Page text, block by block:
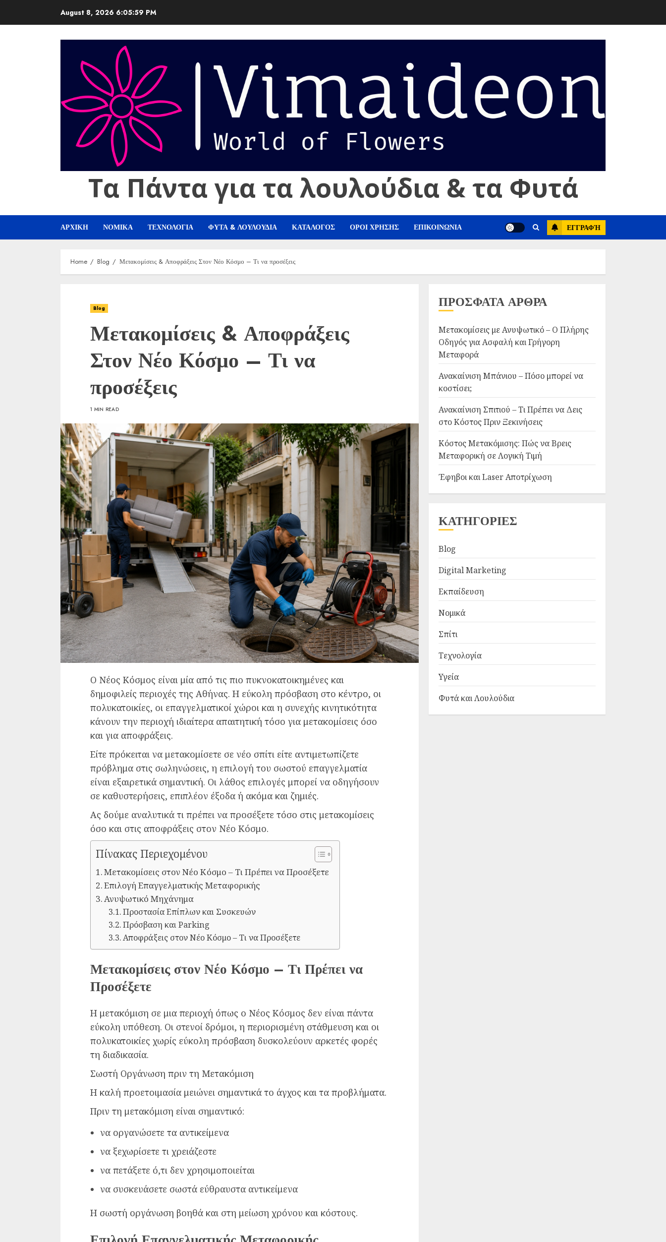
August 8, 2026 6:06:00 PM
Τα Πάντα για τα λουλούδια & τα Φυτά
ΑΡΧΙΚΗ ΝΟΜΙΚΑ ΤΕΧΝΟΛΟΓΙΑ ΦΥΤΑ & ΛΟΥΛΟΥΔΙΑ ΚΑΤΑΛΟΓΟΣ ΟΡΟΙ ΧΡΗΣΗΣ ΕΠΙΚΟΙΝΩΝΙΑ ΕΓΓΡΑΦΉ
Home Blog Μετακομίσεις & Αποφράξεις Στον Νέο Κόσμο – Τι να προσέξεις
Blog
Μετακομίσεις & Αποφράξεις
Στον Νέο Κόσμο – Τι να
προσέξεις
1 MIN READ
Ο Νέος Κόσμος είναι μία από τις πιο πυκνοκατοικημένες και
δημοφιλείς περιοχές της Αθήνας. Η εύκολη πρόσβαση στο κέντρο, οι
πολυκατοικίες, οι επαγγελματικοί χώροι και η συνεχής κινητικότητα
κάνουν την περιοχή ιδιαίτερα απαιτητική τόσο για μετακομίσεις όσο
και για αποφράξεις.
Είτε πρόκειται να μετακομίσετε σε νέο σπίτι είτε αντιμετωπίζετε
πρόβλημα στις σωληνώσεις, η επιλογή του σωστού επαγγελματία
είναι εξαιρετικά σημαντική. Οι λάθος επιλογές μπορεί να οδηγήσουν
σε καθυστερήσεις, επιπλέον έξοδα ή ακόμα και ζημιές.
Ας δούμε αναλυτικά τι πρέπει να προσέξετε τόσο στις μετακομίσεις
όσο και στις αποφράξεις στον Νέο Κόσμο.
Πίνακας Περιεχομένου
Μετακομίσεις στον Νέο Κόσμο – Τι Πρέπει να Προσέξετε
Επιλογή Επαγγελματικής Μεταφορικής
Ανυψωτικό Μηχάνημα
Προστασία Επίπλων και Συσκευών
Πρόσβαση και Parking
Αποφράξεις στον Νέο Κόσμο – Τι να Προσέξετε
Μετακομίσεις στον Νέο Κόσμο – Τι Πρέπει να
Προσέξετε
Η μετακόμιση σε μια περιοχή όπως ο Νέος Κόσμος δεν είναι πάντα
εύκολη υπόθεση. Οι στενοί δρόμοι, η περιορισμένη στάθμευση και οι
πολυκατοικίες χωρίς εύκολη πρόσβαση δυσκολεύουν αρκετές φορές
τη διαδικασία.
Σωστή Οργάνωση πριν τη Μετακόμιση
Η καλή προετοιμασία μειώνει σημαντικά το άγχος και τα προβλήματα.
Πριν τη μετακόμιση είναι σημαντικό:
να οργανώσετε τα αντικείμενα
να ξεχωρίσετε τι χρειάζεστε
να πετάξετε ό,τι δεν χρησιμοποιείται
να συσκευάσετε σωστά εύθραυστα αντικείμενα
Η σωστή οργάνωση βοηθά και στη μείωση χρόνου και κόστους.
ΠΡΟΣΦΑΤΑ ΑΡΘΡΑ
Μετακομίσεις με Ανυψωτικό – Ο Πλήρης
Οδηγός για Ασφαλή και Γρήγορη
Μεταφορά
Ανακαίνιση Μπάνιου – Πόσο μπορεί να
κοστίσει;
Ανακαίνιση Σπιτιού – Τι Πρέπει να Δεις
στο Κόστος Πριν Ξεκινήσεις
Κόστος Μετακόμισης: Πώς να Βρεις
Μεταφορική σε Λογική Τιμή
Έφηβοι και Laser Αποτρίχωση
ΚΑΤΗΓΟΡΙΕΣ
Blog
Digital Marketing
Εκπαίδευση
Νομικά
Σπίτι
Τεχνολογία
Υγεία
Φυτά και Λουλούδια